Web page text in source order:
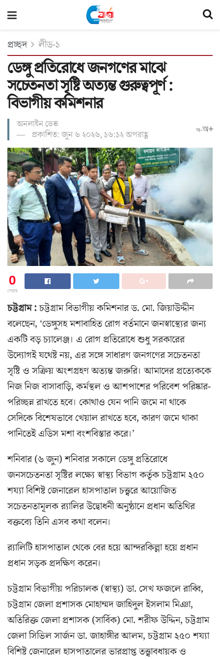
প্রচ্ছদ লীড-১
ডেঙ্গু প্রতিরোধে জনগণের মাঝে
সচেতনতা সৃষ্টি অত্যন্ত গুরুত্বপূর্ণ :
বিভাগীয় কমিশনার
অনলাইন ডেস্ক
প্রকাশিত: জুন ৬ ২০২৬, ১৬:১২ অপরাহ্ণ
অ-অ+
0
শেয়ার
চট্টগ্রাম :চট্টগ্রাম বিভাগীয় কমিশনার ড. মো. জিয়াউদ্দীন
বলেছেন, ‘ডেঙ্গুসহ মশাবাহিত রোগ বর্তমানে জনস্বাস্থ্যের জন্য
একটি বড় চ্যালেঞ্জ। এ রোগ প্রতিরোধে শুধু সরকারের
উদ্যোগই যথেষ্ট নয়, এর সঙ্গে সাধারণ জনগণের সচেতনতা
সৃষ্টি ও সক্রিয় অংশগ্রহণ অত্যন্ত জরুরি। আমাদের প্রত্যেককে
নিজ নিজ বাসাবাড়ি, কর্মস্থল ও আশপাশের পরিবেশ পরিষ্কার-
পরিচ্ছন্ন রাখতে হবে। কোথাও যেন পানি জমে না থাকে
সেদিকে বিশেষভাবে খেয়াল রাখতে হবে, কারণ জমে থাকা
পানিতেই এডিস মশা বংশবিস্তার করে।’
শনিবার (৬ জুন) শনিবার সকালে ডেঙ্গু প্রতিরোধে
জনসচেতনতা সৃষ্টির লক্ষ্যে স্বাস্থ্য বিভাগ কর্তৃক চট্টগ্রাম ২৫০
শয্যা বিশিষ্ট জেনারেল হাসপাতাল চত্ত্বরে আয়োজিত
সচেতনতামূলক র‌্যালির উদ্বোধনী অনুষ্ঠানে প্রধান অতিথির
বক্তব্যে তিনি এসব কথা বলেন।
র‌্যালিটি হাসপাতাল থেকে বের হয়ে আন্দরকিল্লা হয়ে প্রধান
প্রধান সড়ক প্রদক্ষিণ করেন।
চট্টগ্রাম বিভাগীয় পরিচালক (স্বাস্থ্য) ডা. সেখ ফজলে রাব্বি,
চট্টগ্রাম জেলা প্রশাসক মোহাম্মদ জাহিদুল ইসলাম মিঞা,
অতিরিক্ত জেলা প্রশাসক (সার্বিক) মো. শরীফ উদ্দিন, চট্টগ্রাম
জেলা সিভিল সার্জন ডা. জাহাঙ্গীর আলম, চট্টগ্রাম ২৫০ শয্যা
বিশিষ্ট জেনারেল হাসপাতালের ভারপ্রাপ্ত তত্ত্বাবধায়ক ও